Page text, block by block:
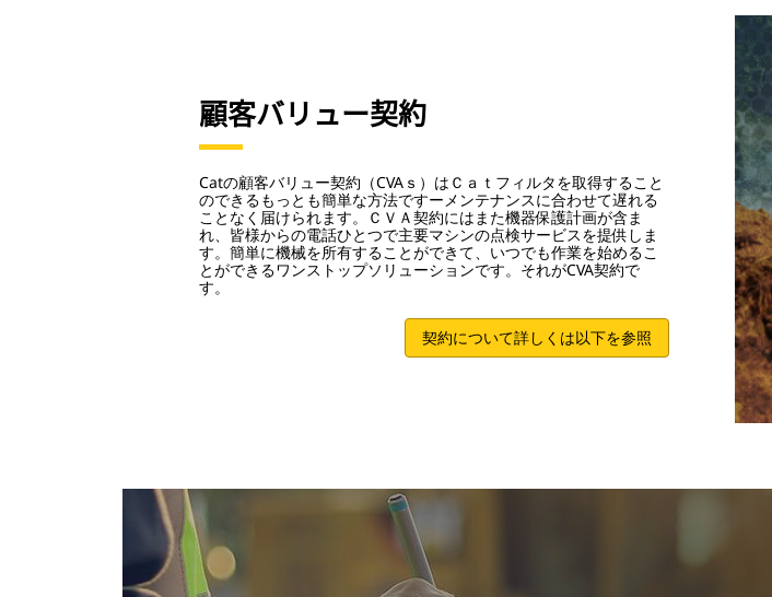
顧客バリュー契約
Catの顧客バリュー契約（CVAｓ）はＣａｔフィルタを取得すること
のできるもっとも簡単な方法ですーメンテナンスに合わせて遅れる
ことなく届けられます。ＣＶＡ契約にはまた機器保護計画が含ま
れ、皆様からの電話ひとつで主要マシンの点検サービスを提供しま
す。簡単に機械を所有することができて、いつでも作業を始めるこ
とができるワンストップソリューションです。それがCVA契約で
す。
契約について詳しくは以下を参照